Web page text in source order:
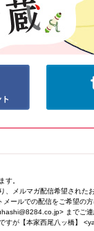
す。
、メルマガ配信希望された
メールでの配信をご希望の
までご
すが【本家西尾八ッ橋】